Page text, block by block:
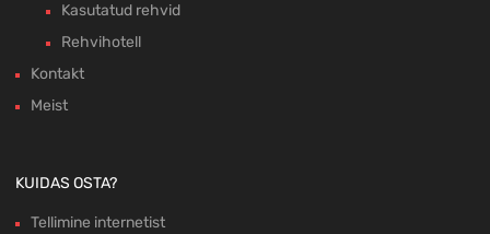
Kasutatud rehvid
Rehvihotell
Kontakt
Meist
KUIDAS OSTA?
Tellimine internetist